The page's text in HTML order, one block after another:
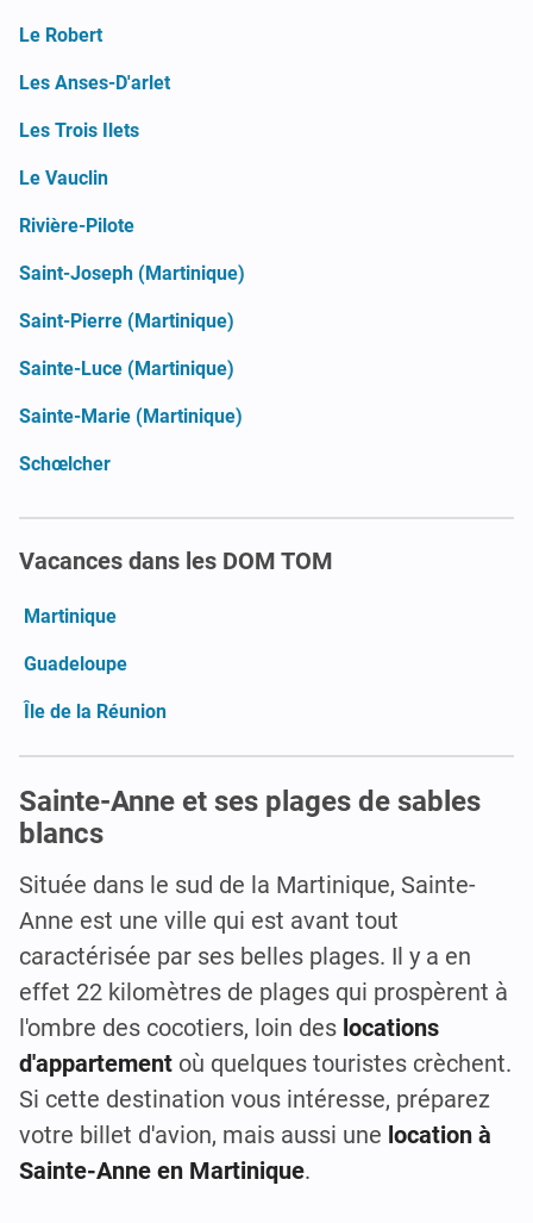
Le Robert
Les Anses-D'arlet
Les Trois Ilets
Le Vauclin
Rivière-Pilote
Saint-Joseph (Martinique)
Saint-Pierre (Martinique)
Sainte-Luce (Martinique)
Sainte-Marie (Martinique)
Schœlcher
Vacances dans les DOM TOM
Martinique
Guadeloupe
Île de la Réunion
Sainte-Anne et ses plages de sables
blancs
Située dans le sud de la Martinique, Sainte-
Anne est une ville qui est avant tout
caractérisée par ses belles plages. Il y a en
effet 22 kilomètres de plages qui prospèrent à
l'ombre des cocotiers, loin des locations
d'appartement où quelques touristes crèchent.
Si cette destination vous intéresse, préparez
votre billet d'avion, mais aussi une location à
Sainte-Anne en Martinique.